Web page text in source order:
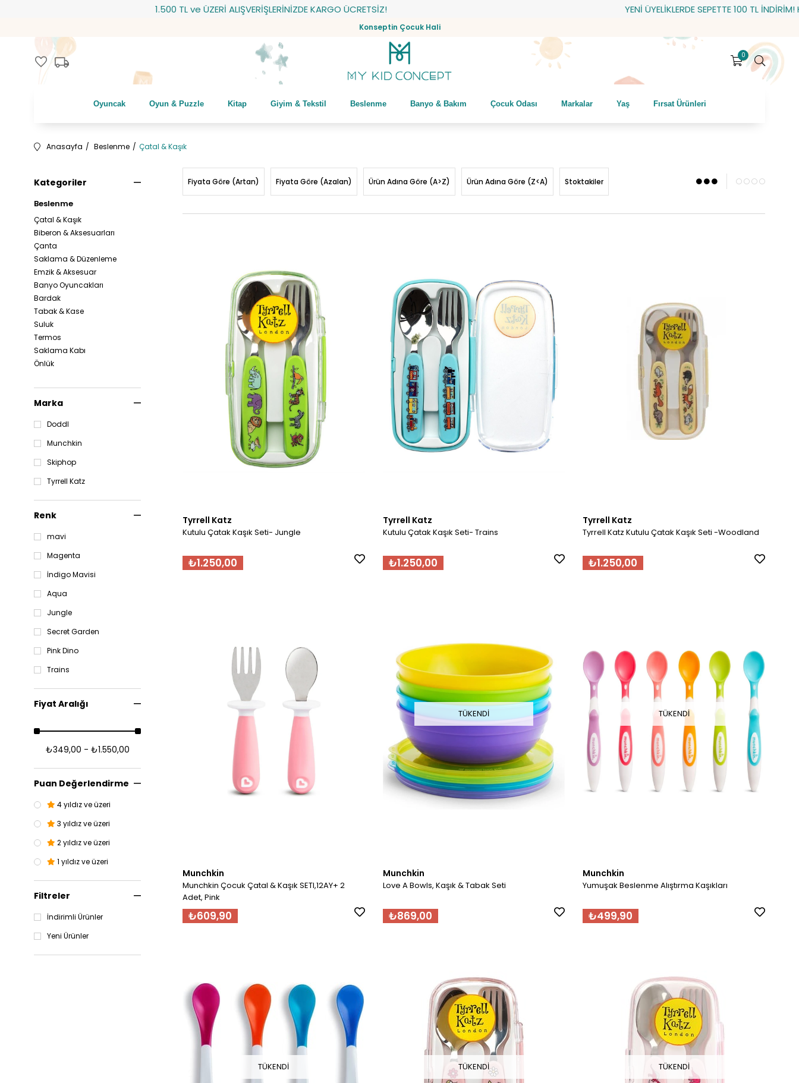
1.500 TL ve ÜZERİ ALIŞVERİŞLERİNİZDE KARGO ÜCRETSİZ! YENİ ÜYELİKLERDE SEPETTE 100 TL İNDİRİM! HEDİYE
Konseptin Çocuk Hali
favorite local_shipping 0
Oyuncak Oyun & Puzzle Kitap Giyim & Tekstil Beslenme Banyo & Bakım Çocuk Odası Markalar Yaş Fırsat Ürünleri
Anasayfa Beslenme Çatal & Kaşık
Kategoriler
Beslenme
Çatal & Kaşık
Biberon & Aksesuarları
Çanta
Saklama & Düzenleme
Emzik & Aksesuar
Banyo Oyuncakları
Bardak
Tabak & Kase
Suluk
Termos
Saklama Kabı
Önlük
Marka
Doddl
Munchkin
Skiphop
Tyrrell Katz
Renk
mavi
Magenta
İndigo Mavisi
Aqua
Jungle
Secret Garden
Pink Dino
Trains
Fiyat Aralığı
₺349,00 - ₺1.550,00
Puan Değerlendirme
4 yıldız ve üzeri
3 yıldız ve üzeri
2 yıldız ve üzeri
1 yıldız ve üzeri
Filtreler
İndirimli Ürünler
Yeni Ürünler
Fiyata Göre (Artan) Fiyata Göre (Azalan) Ürün Adına Göre (A>Z) Ürün Adına Göre (Z<A) Stoktakiler
Tyrrell Katz
Kutulu Çatak Kaşık Seti- Jungle
₺1.250,00
Tyrrell Katz
Kutulu Çatak Kaşık Seti- Trains
₺1.250,00
Tyrrell Katz
Tyrrell Katz Kutulu Çatak Kaşık Seti -Woodland
₺1.250,00
Munchkin
Munchkin Çocuk Çatal & Kaşık SETI,12AY+ 2
Adet, Pink
₺609,90
TÜKENDI
Munchkin
Love A Bowls, Kaşık & Tabak Seti
₺869,00
TÜKENDI
Munchkin
Yumuşak Beslenme Alıştırma Kaşıkları
₺499,90
TÜKENDI TÜKENDI TÜKENDI